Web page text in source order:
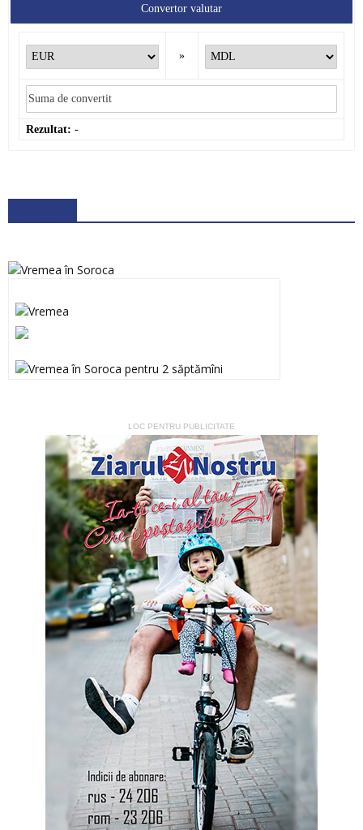
Convertor valutar
»
Rezultat: -
LOC PENTRU PUBLICITATE